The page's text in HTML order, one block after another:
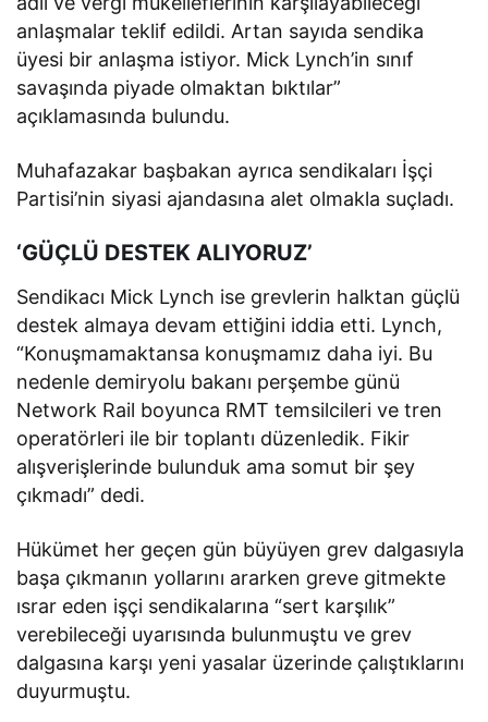
anlaşmalar teklif edildi. Artan sayıda sendika
üyesi bir anlaşma istiyor. Mick Lynch’in sınıf
savaşında piyade olmaktan bıktılar”
açıklamasında bulundu.
Muhafazakar başbakan ayrıca sendikaları İşçi
Partisi’nin siyasi ajandasına alet olmakla suçladı.
‘GÜÇLÜ DESTEK ALIYORUZ’
Sendikacı Mick Lynch ise grevlerin halktan güçlü
destek almaya devam ettiğini iddia etti. Lynch,
“Konuşmamaktansa konuşmamız daha iyi. Bu
nedenle demiryolu bakanı perşembe günü
Network Rail boyunca RMT temsilcileri ve tren
operatörleri ile bir toplantı düzenledik. Fikir
alışverişlerinde bulunduk ama somut bir şey
çıkmadı” dedi.
Hükümet her geçen gün büyüyen grev dalgasıyla
başa çıkmanın yollarını ararken greve gitmekte
ısrar eden işçi sendikalarına “sert karşılık”
verebileceği uyarısında bulunmuştu ve grev
dalgasına karşı yeni yasalar üzerinde çalıştıklarını
duyurmuştu.